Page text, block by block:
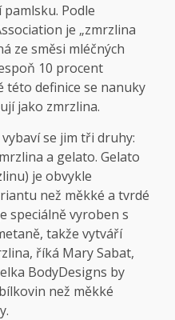
Podle
je „zmrzlina
ze směsi mléčných
10 procent
této definice se nanuky
jako zmrzlina.
se jim tři druhy:
a gelato. Gelato
je obvykle
než měkké a tvrdé
speciálně vyroben s
takže vytváří
říká Mary Sabat,
BodyDesigns by
než měkké